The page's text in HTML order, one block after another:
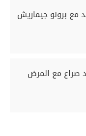
مع برونو جيماريش
صراع مع المرض